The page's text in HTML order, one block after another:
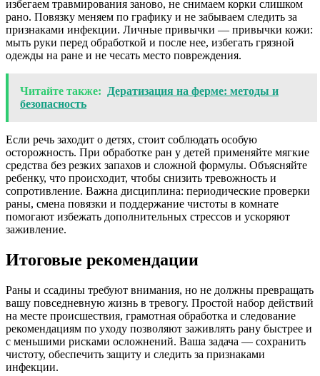
избегаем травмирования заново, не снимаем корки слишком
рано. Повязку меняем по графику и не забываем следить за
признаками инфекции. Личные привычки — привычки кожи:
мыть руки перед обработкой и после нее, избегать грязной
одежды на ране и не чесать место повреждения.
Читайте также: Дератизация на ферме: методы и
безопасность
Если речь заходит о детях, стоит соблюдать особую
осторожность. При обработке ран у детей применяйте мягкие
средства без резких запахов и сложной формулы. Объясняйте
ребенку, что происходит, чтобы снизить тревожность и
сопротивление. Важна дисциплина: периодические проверки
раны, смена повязки и поддержание чистоты в комнате
помогают избежать дополнительных стрессов и ускоряют
заживление.
Итоговые рекомендации
Раны и ссадины требуют внимания, но не должны превращать
вашу повседневную жизнь в тревогу. Простой набор действий
на месте происшествия, грамотная обработка и следование
рекомендациям по уходу позволяют заживлять рану быстрее и
с меньшими рисками осложнений. Ваша задача — сохранить
чистоту, обеспечить защиту и следить за признаками
инфекции.